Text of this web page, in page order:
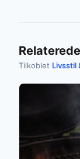
Tilkoblet Livsstil